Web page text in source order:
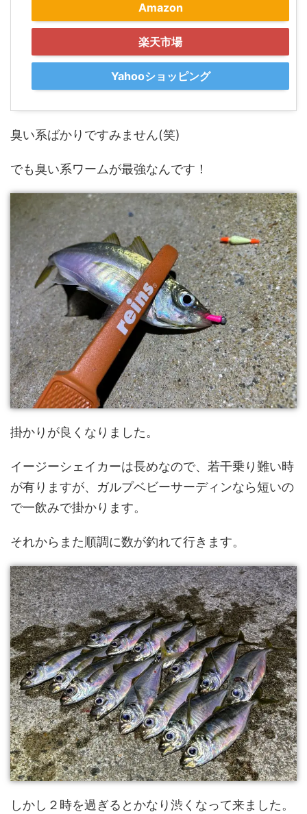
Amazon
楽天市場
Yahooショッピング
臭い系ばかりですみません(笑)
でも臭い系ワームが最強なんです！
掛かりが良くなりました。
イージーシェイカーは長めなので、若干乗り難い時
が有りますが、ガルプベビーサーディンなら短いの
で一飲みで掛かります。
それからまた順調に数が釣れて行きます。
しかし２時を過ぎるとかなり渋くなって来ました。